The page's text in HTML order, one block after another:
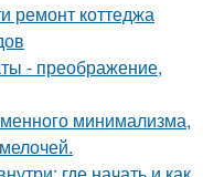
ремонт коттеджа
- преображение,
минимализма,